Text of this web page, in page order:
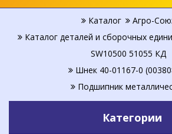
Каталог
Агро-
Каталог деталей и сборочных
SW10500 51055 КД
Шнек 40-01167-0
Подшипник
Категории